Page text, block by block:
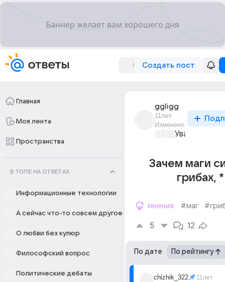
Создать пост
Главная
Моя лента
Пространства
В ТОПЕ НА ОТВЕТАХ
Информационные технологии
А сейчас что-то совсем другое
О любви без купюр
Философский вопрос
Политические дебаты
ggligg
11лет
Изменено
Уважаемый
Зачем маги
грибах,
мнения #маг
5 12
По дате По рейтингу
chizhik_322 11лет